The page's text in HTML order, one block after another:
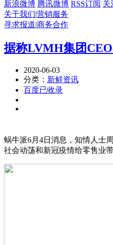
新浪微博 腾讯微博 RSS订阅 关
关于我们|营销服务
寻求报道|商务合作
据称LVMH集团
2020-06-03
分类： 新鲜资讯
百度已收录
蜗牛派6月4日消息，知情人士
社会动荡和新冠疫情给零售业带